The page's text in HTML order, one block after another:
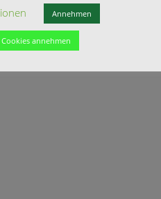
neu zu fassen.(mehr …)
Annehmen
annehmen